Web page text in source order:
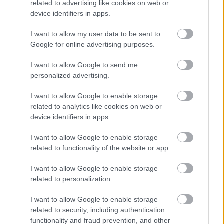
related to advertising like cookies on web or
device identifiers in apps.
I want to allow my user data to be sent to
Google for online advertising purposes.
I want to allow Google to send me
personalized advertising.
I want to allow Google to enable storage
related to analytics like cookies on web or
device identifiers in apps.
I want to allow Google to enable storage
related to functionality of the website or app.
I want to allow Google to enable storage
related to personalization.
I want to allow Google to enable storage
related to security, including authentication
functionality and fraud prevention, and other
Pénztárak nyitva tartása:
További tudnivalók és érdekességek:
www.diszkertkiallitas.hu
facebook.com/diszkertkiallitas
Ha tetszett a bejegyzés, oszd meg ismerőseiddel és
csatlakozz aKapanyél Facebook-közösségéhez
Címkék:programajánló kaktusz gyógynövény bonszáj Budai
Arborétum díszkert-kiállítás